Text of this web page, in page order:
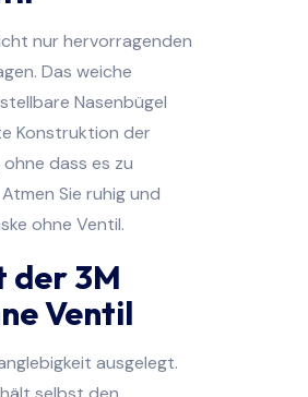
nur hervorragenden
Das weiche
Nasenbügel
Konstruktion der
dass es zu
Sie ruhig und
ohne Ventil.
der 3M
Ventil
ausgelegt.